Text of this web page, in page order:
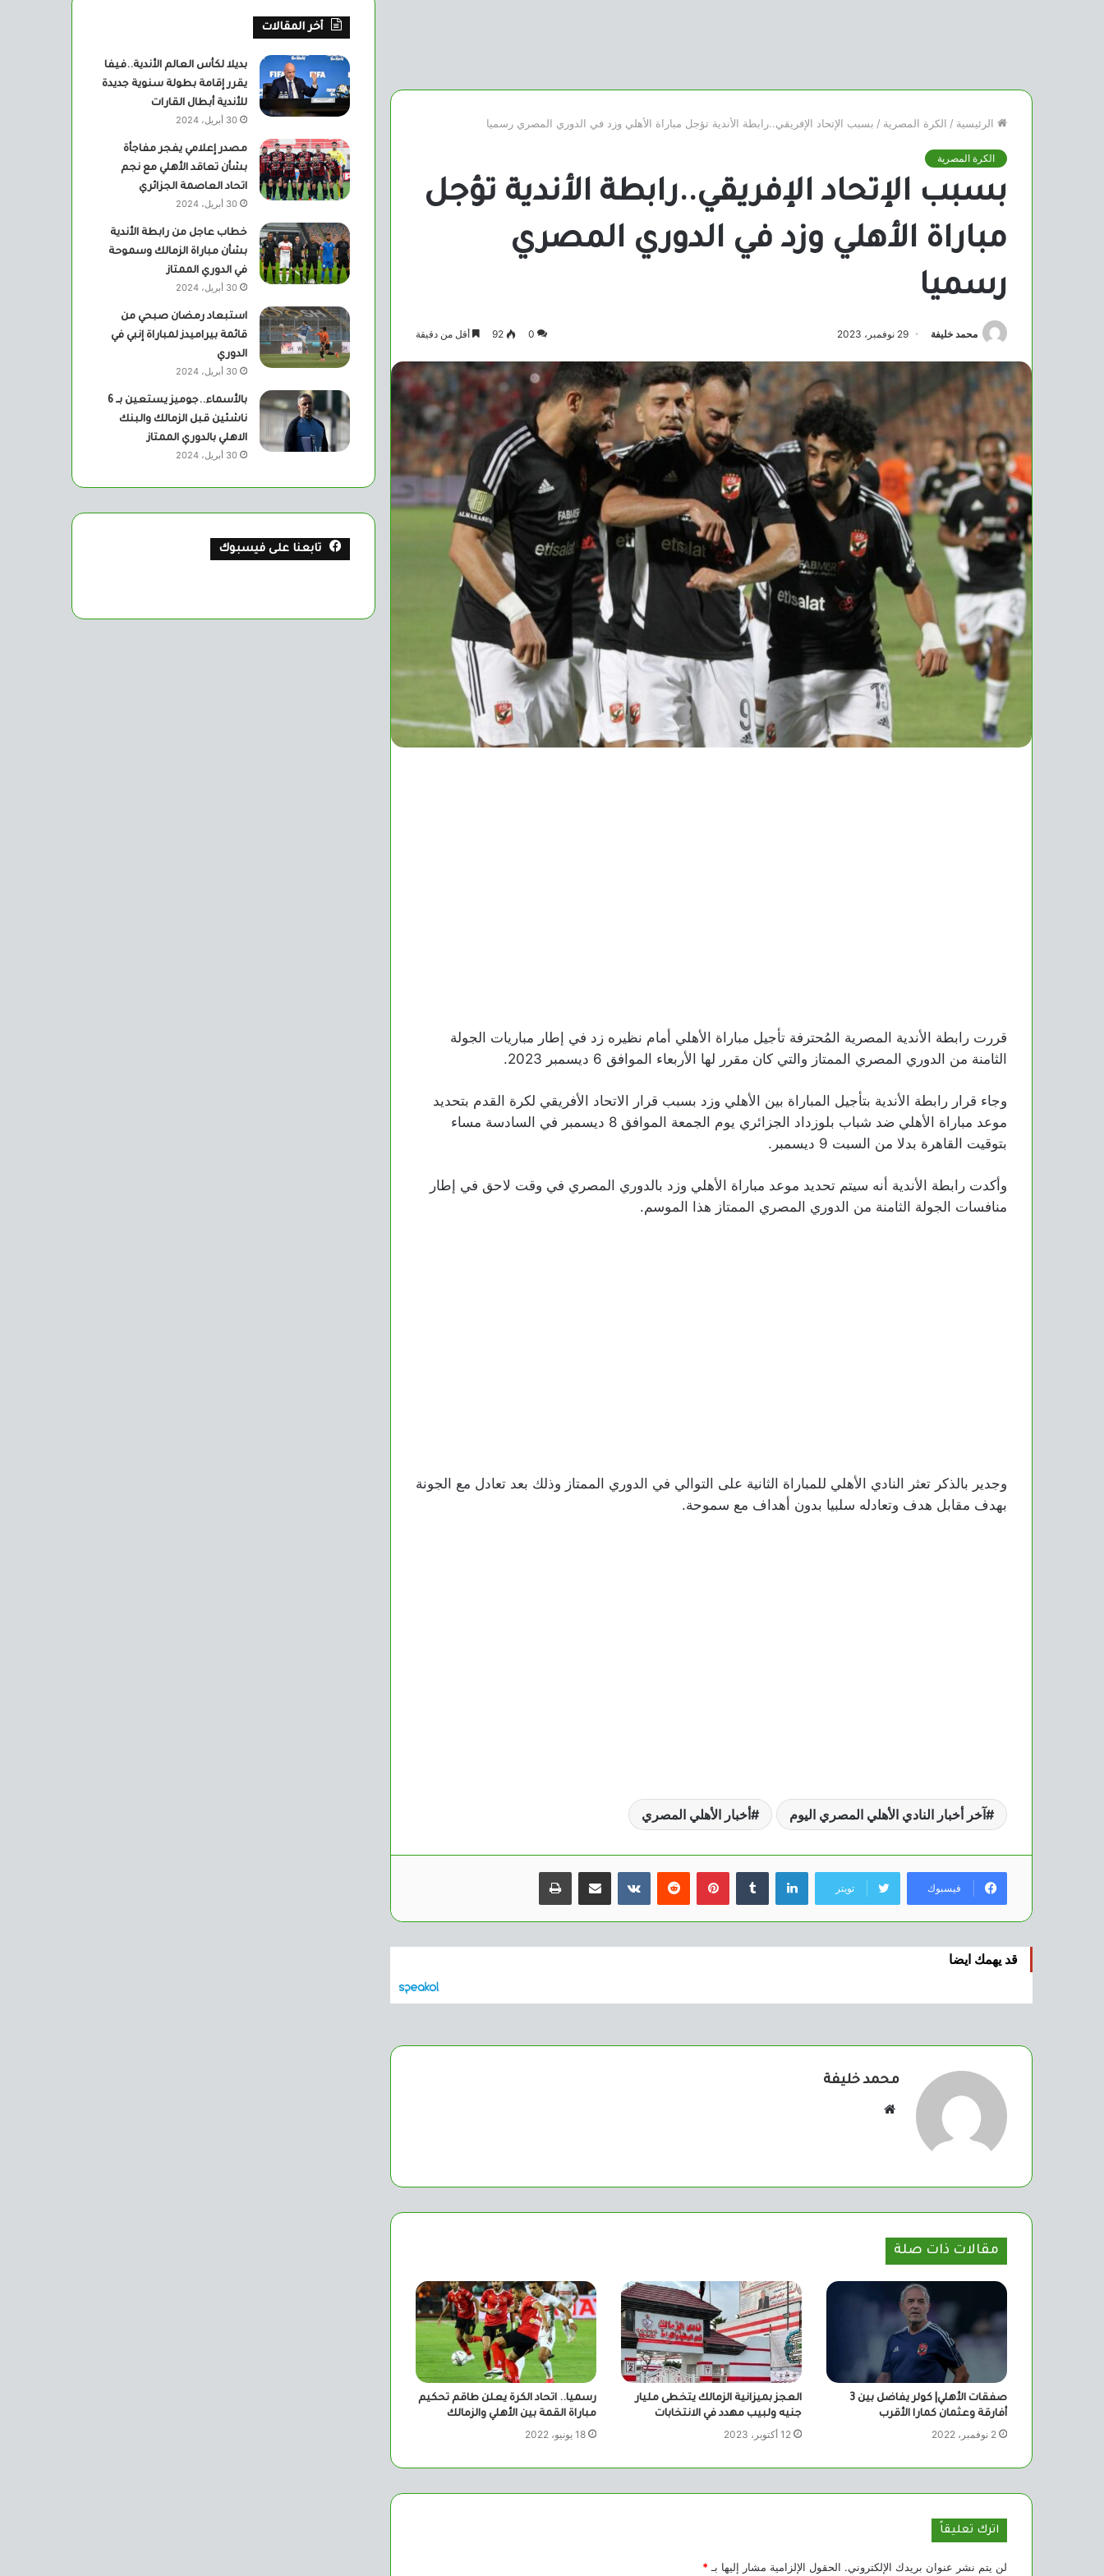
الرئيسية / الكرة المصرية / بسبب الإتحاد الإفريقي..رابطة الأندية تؤجل مباراة الأهلي وزد في الدوري المصري رسميا
الكرة المصرية
بسبب الإتحاد الإفريقي..رابطة الأندية تؤجل
مباراة الأهلي وزد في الدوري المصري
رسميا
محمد خليفة 29 نوفمبر، 2023 0
92 أقل من دقيقة
قررت رابطة الأندية المصرية المُحترفة تأجيل مباراة الأهلي أمام نظيره زد في إطار مباريات الجولة
الثامنة من الدوري المصري الممتاز والتي كان مقرر لها الأربعاء الموافق 6 ديسمبر 2023.
وجاء قرار رابطة الأندية بتأجيل المباراة بين الأهلي وزد بسبب قرار الاتحاد الأفريقي لكرة القدم بتحديد
موعد مباراة الأهلي ضد شباب بلوزداد الجزائري يوم الجمعة الموافق 8 ديسمبر في السادسة مساء
بتوقيت القاهرة بدلا من السبت 9 ديسمبر.
وأكدت رابطة الأندية أنه سيتم تحديد موعد مباراة الأهلي وزد بالدوري المصري في وقت لاحق في إطار
منافسات الجولة الثامنة من الدوري المصري الممتاز هذا الموسم.
وجدير بالذكر تعثر النادي الأهلي للمباراة الثانية على التوالي في الدوري الممتاز وذلك بعد تعادل مع الجونة
بهدف مقابل هدف وتعادله سلبيا بدون أهداف مع سموحة.
آخر أخبار النادي الأهلي المصري اليوم أخبار الأهلي المصري
فيسبوك تويتر
لينكدإن بينتيريست مشاركة عبر البريد طباعة
قد يهمك ايضا
محمد خليفة
مقالات ذات صلة
صفقات الأهلي| كولر يفاضل بين 3
أفارقة وعثمان كمارا الأقرب
2 نوفمبر، 2022
العجز بميزانية الزمالك يتخطى مليار
جنيه ولبيب مهدد في الانتخابات
12 أكتوبر، 2023
رسميا.. اتحاد الكرة يعلن طاقم تحكيم
مباراة القمة بين الأهلي والزمالك
18 يونيو، 2022
اترك تعليقاً
لن يتم نشر عنوان بريدك الإلكتروني. الحقول الإلزامية مشار إليها بـ *
أخر المقالات
بديلا لكأس العالم الأندية..فيفا
يقرر إقامة بطولة سنوية جديدة
للأندية أبطال القارات
30 أبريل، 2024
مصدر إعلامي يفجر مفاجأة
بشأن تعاقد الأهلي مع نجم
اتحاد العاصمة الجزائري
30 أبريل، 2024
خطاب عاجل من رابطة الأندية
بشأن مباراة الزمالك وسموحة
في الدوري الممتاز
30 أبريل، 2024
استبعاد رمضان صبحي من
قائمة بيراميدز لمباراة إنبي في
الدوري
30 أبريل، 2024
بالأسماء..جوميز يستعين بــ 6
ناشئين قبل الزمالك والبنك
الاهلي بالدوري الممتاز
30 أبريل، 2024
تابعنا على فيسبوك